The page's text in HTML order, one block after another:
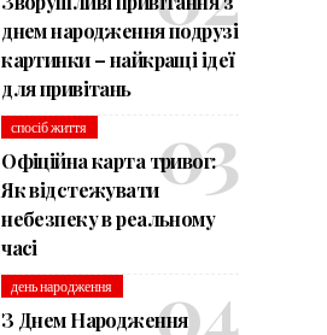
днем народження подрузі
картинки – найкращі ідеї
для привітань
спосіб життя
Офіційна карта тривог:
Як відстежувати
небезпеку в реальному
часі
день народження
З Днем Народження